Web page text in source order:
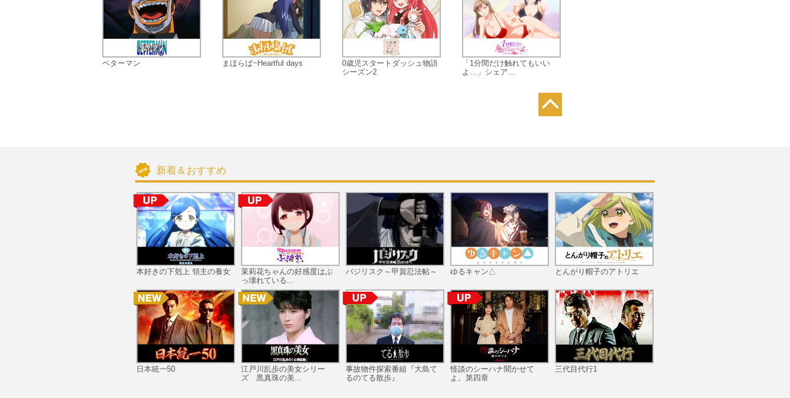
ベターマン まほらば~Heartful days
0歳児スタートダッシュ物語
シーズン2
「1分間だけ触れてもいい
よ…」シェア...
第10話 track-10 キミは
ボクのプリンセス☆
イトストーリー
第12話 track-12 アノカ
新着＆おすすめ
本好きの下剋上 領主の養女
日本統一50
茉莉花ちゃんの好感度はぶ
っ壊れている...
江戸川乱歩の美女シリー
ズ 黒真珠の美...
バジリスク～甲賀忍法帖～
事故物件探索番組『大島て
るのてる散歩』
ゆるキャン△
怪談のシーハナ聞かせて
よ。第四章
とんがり帽子のアトリエ
三代目代行1